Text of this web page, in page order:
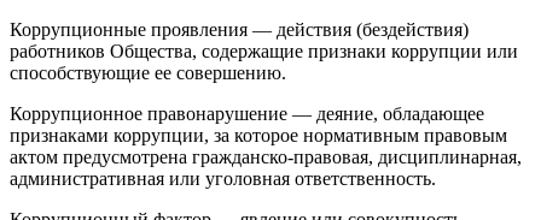
Коррупционные проявления — действия (бездействия)
работников Общества, содержащие признаки коррупции или
способствующие ее совершению.
Коррупционное правонарушение — деяние, обладающее
признаками коррупции, за которое нормативным правовым
актом предусмотрена гражданско-правовая, дисциплинарная,
административная или уголовная ответственность.